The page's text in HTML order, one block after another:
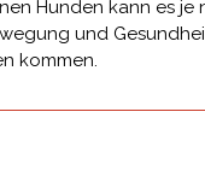
Hunden kann es je
und
kommen.